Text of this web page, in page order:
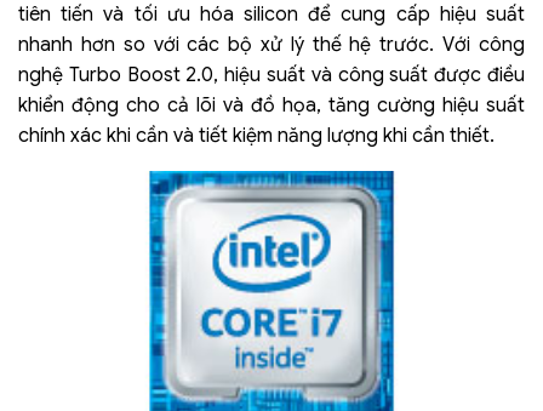
tiên tiến và tối ưu hóa silicon để cung cấp hiệu suất
nhanh hơn so với các bộ xử lý thế hệ trước. Với công
nghệ Turbo Boost 2.0, hiệu suất và công suất được điều
khiển động cho cả lõi và đồ họa, tăng cường hiệu suất
chính xác khi cần và tiết kiệm năng lượng khi cần thiết.